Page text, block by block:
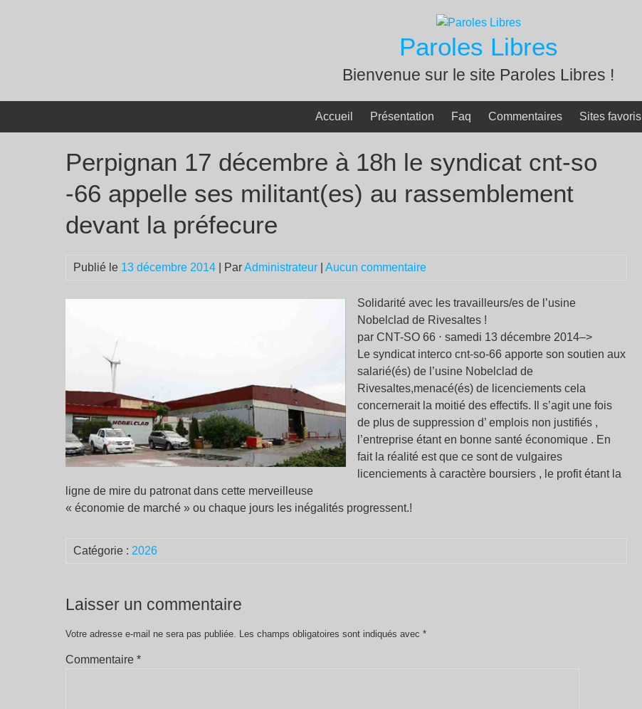
Paroles Libres
Bienvenue sur le site Paroles Libres !
Accueil Présentation Faq Commentaires Sites favoris
Perpignan 17 décembre à 18h le syndicat cnt-so
-66 appelle ses militant(es) au rassemblement
devant la préfecure
Publié le 13 décembre 2014 | ParAdministrateur Aucun commentaire
Solidarité avec les travailleurs/es de l’usine
Nobelclad de Rivesaltes !
par CNT-SO 66 ⋅ samedi 13 décembre 2014–>
Le syndicat interco cnt-so-66 apporte son soutien aux
salarié(és) de l’usine Nobelclad de
Rivesaltes,menacé(és) de licenciements cela
concernerait la moitié des effectifs. Il s’agit une fois
de plus de suppression d’ emplois non justifiés ,
l’entreprise étant en bonne santé économique . En
fait la réalité est que ce sont de vulgaires
licenciements à caractère boursiers , le profit étant la
ligne de mire du patronat dans cette merveilleuse
« économie de marché » ou chaque jours les inégalités progressent.!
Catégorie : 2026
Laisser un commentaire
Votre adresse e-mail ne sera pas publiée. Les champs obligatoires sont indiqués avec *
Commentaire *